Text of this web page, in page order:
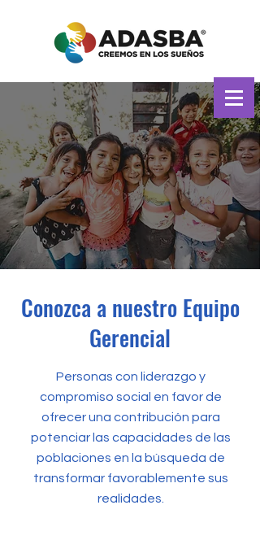
Conozca a nuestro Equipo
Gerencial
Personas con liderazgo y
compromiso social en favor de
ofrecer una contribución para
potenciar las capacidades de las
poblaciones en la búsqueda de
transformar favorablemente sus
realidades.